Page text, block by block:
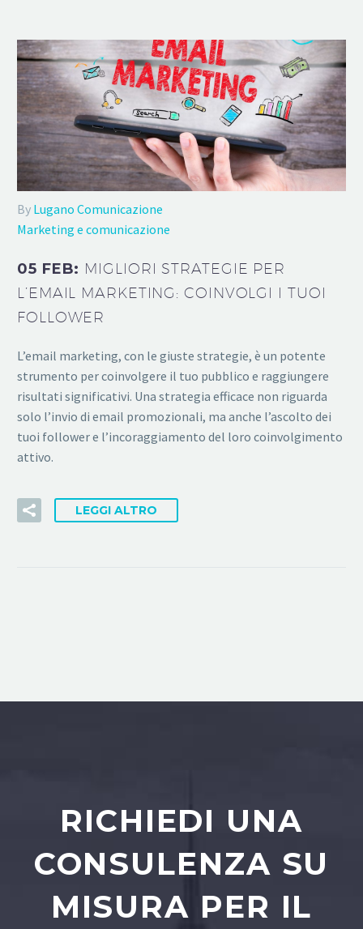
By Lugano Comunicazione
Marketing e comunicazione
05 FEB: MIGLIORI STRATEGIE PER
L’EMAIL MARKETING: COINVOLGI I TUOI
FOLLOWER
L’email marketing, con le giuste strategie, è un potente
strumento per coinvolgere il tuo pubblico e raggiungere
risultati significativi. Una strategia efficace non riguarda
solo l’invio di email promozionali, ma anche l’ascolto dei
tuoi follower e l’incoraggiamento del loro coinvolgimento
attivo.
LEGGI ALTRO
RICHIEDI UNA
CONSULENZA SU
MISURA PER IL